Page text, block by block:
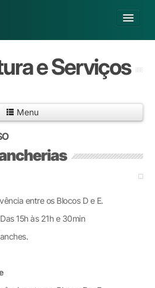
se
e Serviços
Menu
entre os Blocos D e E.
15h às 21h e 30min